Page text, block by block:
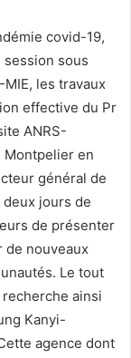
covid-19,
session sous
MIE, les travaux
effective du Pr
ANRS-
Montpelier en
général de
deux jours de
de présenter
de nouveaux
Le tout
recherche ainsi
Kanyi-
agence dont